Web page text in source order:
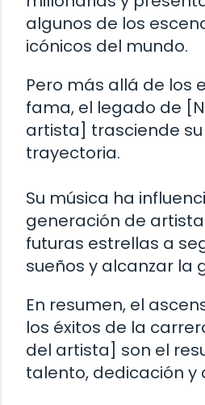
algunos de los
icónicos del mundo.
Pero más allá de los
fama, el legado de
artista] trasciende
trayectoria.
Su música ha
generación de
futuras estrellas a
sueños y alcanzar la
En resumen, el
los éxitos de la
del artista] son el
talento, dedicación y